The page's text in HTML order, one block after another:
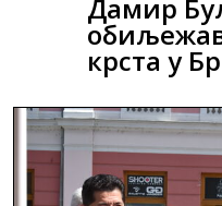
Дамир
крста у